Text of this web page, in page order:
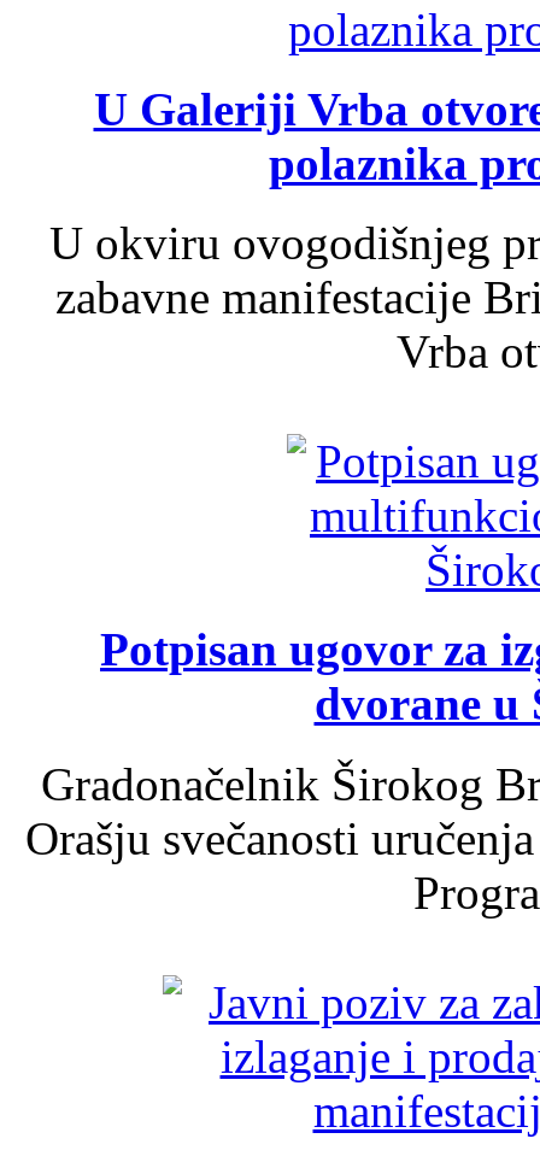
U Galeriji Vrba
polaznika
U okviru ovogodišnjeg
zabavne manifestacije
Vrba
Potpisan ugovor za
dvorane u
Gradonačelnik Širokog
Orašju svečanosti